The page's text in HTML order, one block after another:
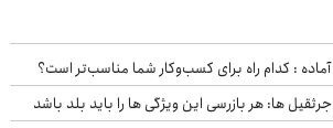
: کدام راه برای کسب‌وکار شما مناسب‌تر است؟
ها: هر بازرسی این ویژگی ها را باید بلد باشد